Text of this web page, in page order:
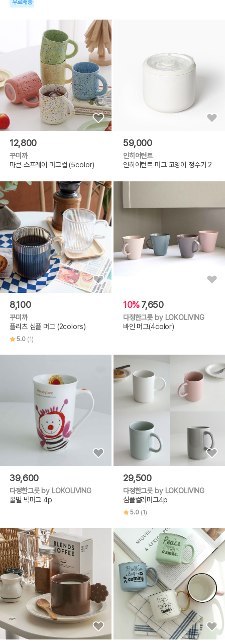
무료배송
12,800
꾸미까
마큰 스프레이 머그컵 (5color)
59,000
인히어런트
인히어런트 머그 고양이 정수기 2
8,100
꾸미까
플리츠 심플 머그 (2colors)
5.0 (1)
10%7,650
다정한그릇 by LOKOLIVING
바인 머그(4color)
39,600
다정한그릇 by LOKOLIVING
꿀벌 빅머그 4p
29,500
다정한그릇 by LOKOLIVING
심플컬러머그4p
5.0 (1)